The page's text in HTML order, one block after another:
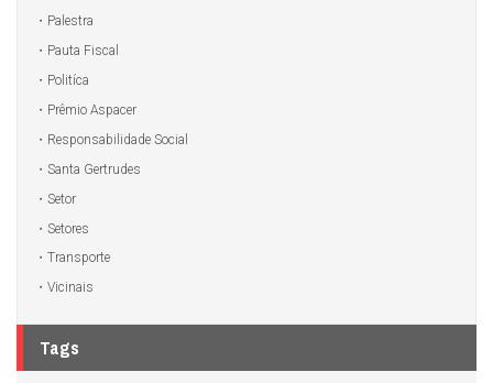
Palestra
Pauta Fiscal
Politíca
Prêmio Aspacer
Responsabilidade Social
Santa Gertrudes
Setor
Setores
Transporte
Vicinais
Tags